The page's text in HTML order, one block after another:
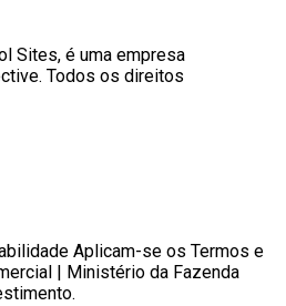
Sites, é uma empresa
Todos os direitos
Aplicam-se os Termos e
| Ministério da Fazenda